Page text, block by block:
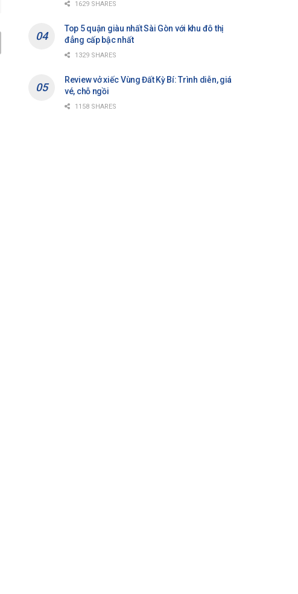
1629 SHARES
Top 5 quận giàu nhất Sài Gòn với khu đô thị
đẳng cấp bậc nhất
1329 SHARES
Review vở xiếc Vùng Đất Kỳ Bí: Trình diễn, giá
vé, chỗ ngồi
1158 SHARES